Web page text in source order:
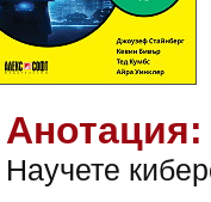
Анотация:
Научете